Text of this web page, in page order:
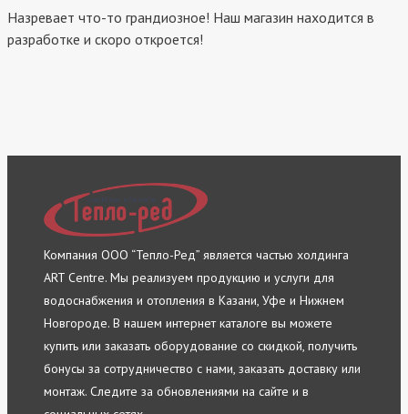
Назревает что-то грандиозное! Наш магазин находится в
разработке и скоро откроется!
Компания ООО “Тепло-Ред” является частью холдинга
ART Centre. Мы реализуем продукцию и услуги для
водоснабжения и отопления в Казани, Уфе и Нижнем
Новгороде. В нашем интернет каталоге вы можете
купить или заказать оборудование со скидкой, получить
бонусы за сотрудничество с нами, заказать доставку или
монтаж. Следите за обновлениями на сайте и в